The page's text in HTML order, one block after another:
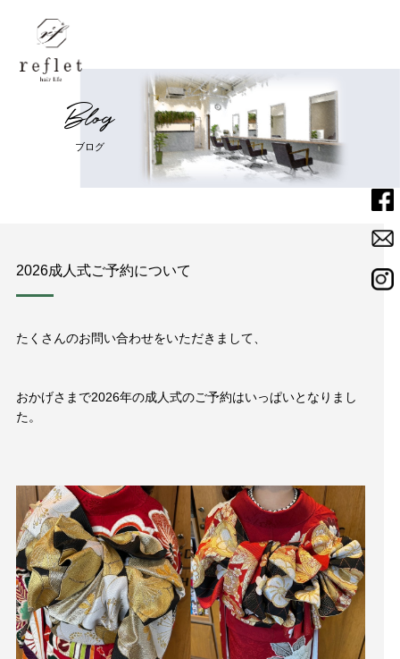
Blog
ブロ グ
ホーム
Staff
Blog
Movie 映像
EC 商品
Voice お客様の声
2026成人式ご予約について
たくさんのお問い合わせをいただきまして、
おかげさまで2026年の成人式のご予約はいっぱいとなりまし
た。